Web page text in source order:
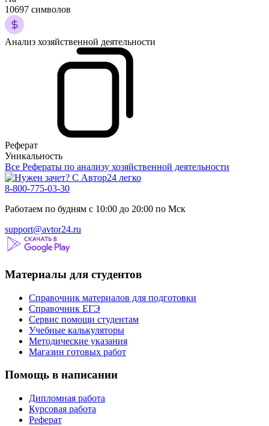
10697 символов
Анализ хозяйственной деятельности
Реферат
Уникальность
Все Рефераты по анализу хозяйственной деятельности
8-800-775-03-30
Работаем по будням с 10:00 до 20:00 по Мск
support@avtor24.ru
Материалы для студентов
Справочник материалов для подготовки
Справочник ЕГЭ
Сервис помощи студентам
Учебные калькуляторы
Методические указания
Магазин готовых работ
Помощь в написании
Дипломная работа
Курсовая работа
Реферат